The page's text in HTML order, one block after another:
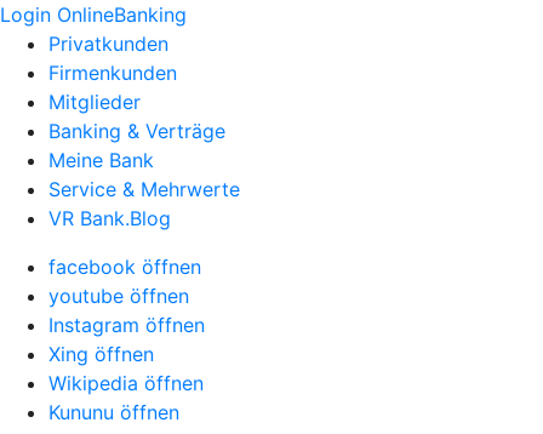
Login OnlineBanking
Privatkunden
Firmenkunden
Mitglieder
Banking & Verträge
Meine Bank
Service & Mehrwerte
VR Bank.Blog
facebook öffnen
youtube öffnen
Instagram öffnen
Xing öffnen
Wikipedia öffnen
Kununu öffnen